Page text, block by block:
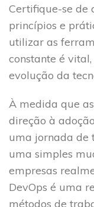
Certifique-se de
princípios e
utilizar as
constante é
evolução da
À medida que
direção à
uma jornada de
uma simples
empresas
DevOps é uma
métodos de